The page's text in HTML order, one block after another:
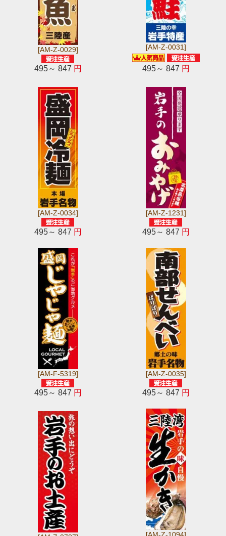
[AM-Z-0029]
495～ 847 円
[AM-Z-0031]
495～ 847 円
[AM-Z-0034]
495～ 847 円
[AM-Z-1231]
495～ 847 円
[AM-F-5319]
495～ 847 円
[AM-Z-0035]
495～ 847 円
[AM-Z-1094]